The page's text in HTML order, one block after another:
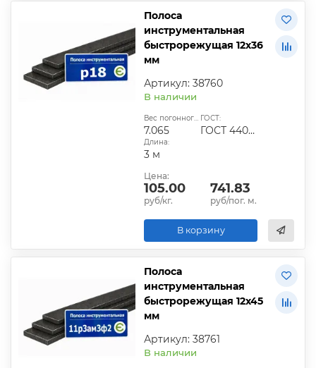
Полоса
инструментальная
быстрорежущая 12х36
мм
Артикул: 38760
В наличии
Вес погонного метра, кг:
7.065
ГОСТ:
ГОСТ 4405-75
Длина:
3 м
Цена:
105.00
руб/кг.
741.83
руб/пог. м.
В корзину
Полоса
инструментальная
быстрорежущая 12х45
мм
Артикул: 38761
В наличии